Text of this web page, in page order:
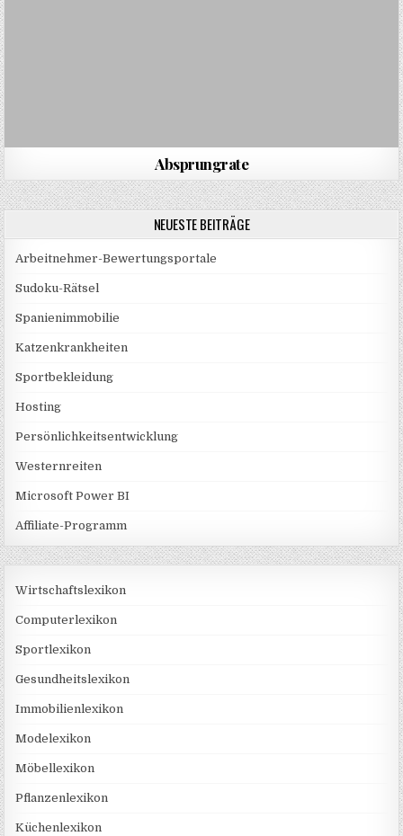
Absprungrate
NEUESTE BEITRÄGE
Arbeitnehmer-Bewertungsportale
Sudoku-Rätsel
Spanienimmobilie
Katzenkrankheiten
Sportbekleidung
Hosting
Persönlichkeitsentwicklung
Westernreiten
Microsoft Power BI
Affiliate-Programm
Wirtschaftslexikon
Computerlexikon
Sportlexikon
Gesundheitslexikon
Immobilienlexikon
Modelexikon
Möbellexikon
Pflanzenlexikon
Küchenlexikon